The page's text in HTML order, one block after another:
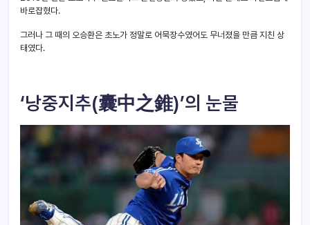
바로잡혔다.
그러나 그 때의 오승환은 초노가 정말로 어묵장수였어도 무너졌을 만큼 지친 상
태였다.
‘낭중지추(囊中之錐)’의 눈물